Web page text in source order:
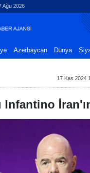
Ağu 2026
Azerbaycan Dünya
17 Kas 2024
Infantino